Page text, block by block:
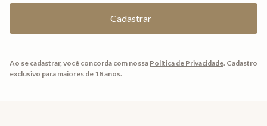
Ao se cadastrar, você concorda com nossa Política de Privacidade. Cadastro
exclusivo para maiores de 18 anos.